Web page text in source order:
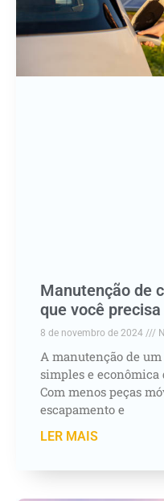
Manutenção de
que você
8 de novembro de 2024
A manutenção de
simples e econômica
Com menos peças
escapamento e
LER MAIS